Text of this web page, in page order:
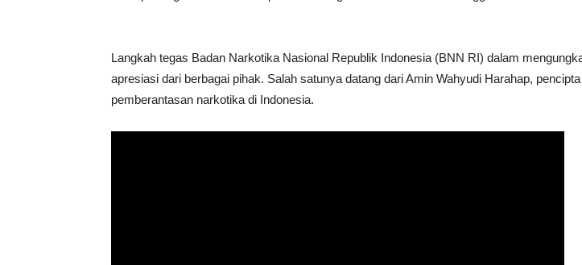
Langkah tegas Badan Narkotika Nasional Republik Indonesia (BNN RI) dalam
apresiasi dari berbagai pihak. Salah satunya datang dari Amin Wahyudi Harahap,
pemberantasan narkotika di Indonesia.